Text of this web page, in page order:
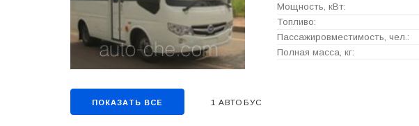
Мощность, кВт:
Топливо:
Пассажировместимость, чел.:
Полная масса, кг:
ПОКАЗАТЬ ВСЕ 1 АВТОБУС